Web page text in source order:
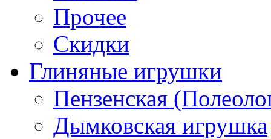
Прочее
Скидки
Глиняные игрушки
Пензенская
Дымковская игрушка